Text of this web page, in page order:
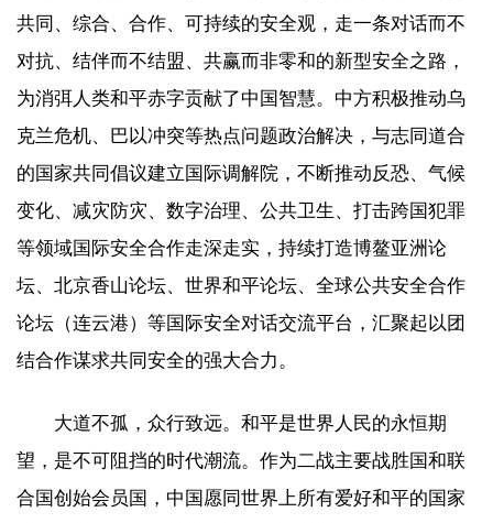
共同、综合、合作、可持续的安全观，走一条对话而不
对抗、结伴而不结盟、共赢而非零和的新型安全之路，
为消弭人类和平赤字贡献了中国智慧。中方积极推动乌
克兰危机、巴以冲突等热点问题政治解决，与志同道合
的国家共同倡议建立国际调解院，不断推动反恐、气候
变化、减灾防灾、数字治理、公共卫生、打击跨国犯罪
等领域国际安全合作走深走实，持续打造博鳌亚洲论
坛、北京香山论坛、世界和平论坛、全球公共安全合作
论坛（连云港）等国际安全对话交流平台，汇聚起以团
结合作谋求共同安全的强大合力。
大道不孤，众行致远。和平是世界人民的永恒期
望，是不可阻挡的时代潮流。作为二战主要战胜国和联
合国创始会员国，中国愿同世界上所有爱好和平的国家